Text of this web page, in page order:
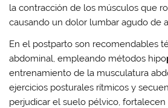
la contracción de los músculos que
causando un dolor lumbar agudo de
En el postparto son recomendables
abdominal, empleando métodos hipo
entrenamiento de la musculatura
ejercicios posturales rítmicos y
perjudicar el suelo pélvico,